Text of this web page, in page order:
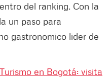
del ranking. Con la
un paso para
gastronomico lider de
Turismo en Bogotá: visita